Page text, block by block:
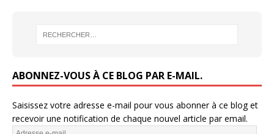
ABONNEZ-VOUS À CE BLOG PAR E-MAIL.
Saisissez votre adresse e-mail pour vous abonner à ce blog et
recevoir une notification de chaque nouvel article par email.